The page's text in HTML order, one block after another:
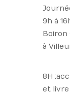
9h à
Boiron
à
8H :
et livre